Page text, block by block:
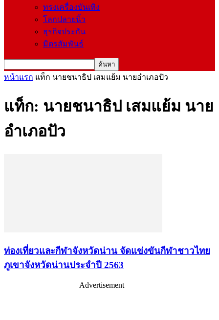
ทรงเครื่องบันเทิง
โลกปลายนิ้ว
ธุรกิจประกัน
มิตรสัมพันธ์
หน้าแรก แท็ก นายชนาธิป เสมแย้ม นายอำเภอปัว
แท็ก: นายชนาธิป เสมแย้ม นาย
อำเภอปัว
ท่องเที่ยวและกีฬาจังหวัดน่าน จัดแข่งขันกีฬาชาวไทย
ภูเขาจังหวัดน่านประจำปี 2563
Advertisement